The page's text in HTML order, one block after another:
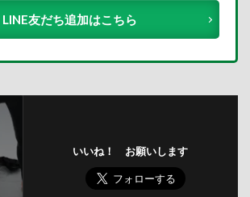
LINE友だち追加はこちら
いいね！ お願いします